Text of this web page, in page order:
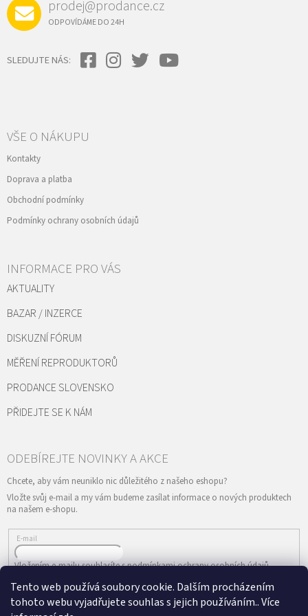
Tento web používá soubory cookie. Dalším procházením
tohoto webu vyjadřujete souhlas s jejich používáním.. Více
prodej@prodance.cz
ODPOVÍDÁME DO 24H
SLEDUJTE NÁS:
VŠE O NÁKUPU
Kontakty
Doprava a platba
Obchodní podmínky
Podmínky ochrany osobních údajů
INFORMACE PRO VÁS
AKTUALITY
BAZAR / INZERCE
DISKUZNÍ FÓRUM
MĚŘENÍ REPRODUKTORŮ
PRODANCE SLOVENSKO
PŘIDEJTE SE K NÁM
Vložte svůj e-mail a my vám budeme zasílat informace o nových produktech
na našem e-shopu.
E-mail
Vložením e-mailu souhlasíte spodmínkami ochrany osobních údajů
PŘIHLÁSIT SE